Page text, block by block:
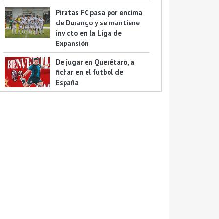
Piratas FC pasa por encima
de Durango y se mantiene
invicto en la Liga de
Expansión
De jugar en Querétaro, a
fichar en el futbol de
España